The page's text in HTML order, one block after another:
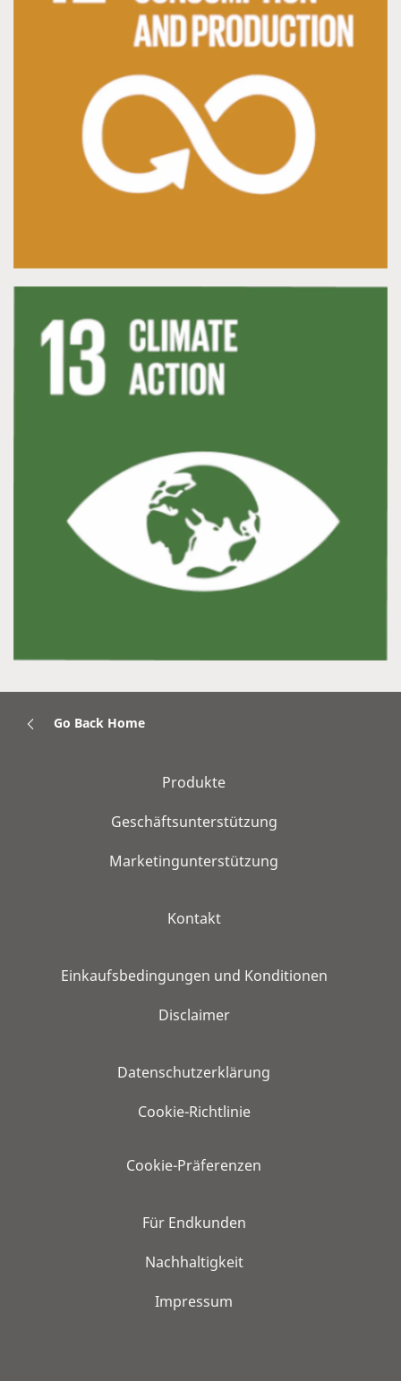
Go Back Home
Produkte
Geschäftsunterstützung
Marketingunterstützung
Kontakt
Einkaufsbedingungen und Konditionen
Disclaimer
Datenschutzerklärung
Cookie-Richtlinie
Cookie-Präferenzen
Für Endkunden
Nachhaltigkeit
Impressum